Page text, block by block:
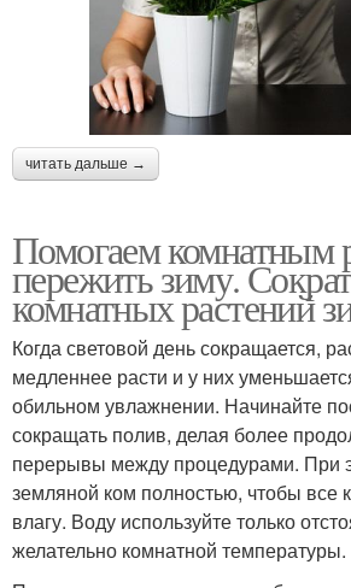
читать дальше →
Помогаем комнатным
пережить зиму.
комнатных растений
Когда световой день сокращается,
медленнее расти и у них
обильном увлажнении. Начинайте
сокращать полив, делая более
перерывы между процедурами. При
земляной ком полностью, чтобы все
влагу. Воду используйте только
желательно комнатной температуры.